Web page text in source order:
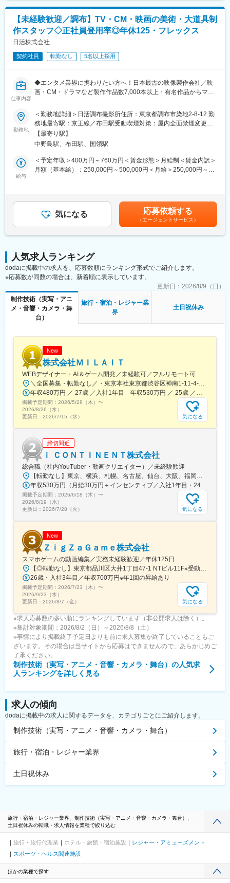
する、すべてのディレクション、実作業を行います。壁や扉など
大きいものの制作のほか、小道具の制作まで担当します。
・コンテンツチームのアイディアを具現化、又は、美術的観点か
らアイディア参加：ゼロから自作するか、市販品を調達するか、
協力会社様へ発注するかなど、様々なアプローチで空間づくりを
進めます。
・社内外スタッフの管理・ディレクション：協力会社様や、社内
外のメンバーへの指示出しや進捗管理などをお任せします。
■クオリティ・コントロール：
るか、常に精査し、責任をもってコントロールしていただきま
す。
■同社について：
ム、コミック、アニメとのコラボや遊園地シリーズなど、注目企
画を次々と送り出し続けています。
せ、新たな方法でのエンタメも拡大していきます。
◇働きやすい環境：私服勤務、フリーアドレスなど社員の働きや
すさには定評があります。
【未経験歓迎／調布】TV・CM・映画の美術・大道具制
作スタッフ◇正社員登用率◎年休125・フレックス
日活株式会社
契約社員 転勤なし 5名以上採用
仕事内容
◆エンタメ業界に携わりたい方へ！日本最古の映像製作会社／映
画・CM・ドラマなど製作作品数7,000本以上・有名作品からマイ
均勤続年数18年・正社員登用率ほぼ100%
☆こんな人におすすめ！
・美大・芸大出身でデザインや制作に興味関心がある方
・TVやイベントなどエンタメの“現場が好き”で、スタジオを持つ
会社で裁量を持って働きたい方
・「世界中の人々に面白い作品を届ける」というミッション体現
日活調布撮影所内のスタジオ利用の撮影に合わせて、映画やテレ
ビ、CM、ミュージックビデオ等で使用するセット（大道具）を制
＜具体的には＞
・大道具の制作／設営（仕込み）・撤去・メンテナンス
・作業場の清掃、材料などの発注、打合せ等
（インパクトドライバーでのビス打ち、資材の運搬や片付け、木
材カット等）
■入社後の流れについて
まずは先輩について一連の業務を経験していただきますが、現場
す。
■組織体制：
技術進行1名、塗装２名、大道具１名、技術部長1名で構成されて
おります。
■当社の特徴：
創立1912年、創業110年超の日本で最も歴史の長い老舗の映画会
み出しており、映画だけでも7,000本以上、近年も大型のヒット作
や話題作を製作し続けています。
■今後の展望：
映画やドラマの企画・製作・プロデュースを行う「製作事業」、
国内外に映画の配給・宣伝や版権のライセンスビジネスを行う
「版権事業」、映画・チャンネルNECOの編成・放送を行う「衛
星事業」、撮影所の運営等を行う「撮影所事業」を行っており、
の体現を目指しています。
変更の範囲：会社の定める業務
勤務地
＜勤務地詳細＞日活調布撮影所住所：東京都調布市染地2-8-12 勤
務地最寄駅：京王線／布田駅受動喫煙対策：屋内全面禁煙変更の
範囲：会社の定める事業所
【最寄り駅】
中野島駅、布田駅、国領駅
給与
＜予定年収＞400万円～760万円＜賃金形態＞月給制＜賃金内訳＞
月額（基本給）：250,000円～500,000円＜月給＞250,000円～
ます※年収には賞与／手当を含んだ金額を算出しております※別
途、非管理職の場合は時間外手当を支給します・昇給年1回・賞与
年2回（7月／12月）賃金はあくまでも目安の金額であり、選考を
通じて上下する可能性があります。月給(月額)は固定手当を含めた
気になる 応募依頼する
（エージェントサービス）
人気求人ランキング
dodaに掲載中の求人を、応募数順にランキング形式でご紹介します。
※応募数が同数の場合は、新着順に表示しています。
更新日： 2026/8/9（日）
制作技術（実写・アニ
メ・音響・カメラ・舞
台）
旅行・宿泊・レジャー業
界
土日祝休み
New
株式会社ＭＩＬＡＩＴ
WEBデザイナー・AI＆ゲーム開発／未経験可／フルリモート可
＼全国募集・転勤なし／・東京本社東京都渋谷区神南1-11-4-5F・東京支社東京都港区六本木6-10-1 六本木ヒルズ森タワー・大阪支社：大阪府大阪市北区梅田2-4-9 ブリーゼタワー1-2F・他各地のプロジェクト先※勤務地は希望を最大限考慮して決定します。※転勤なし、Uターン・Iターン歓迎※実務経験者（即戦力枠）の方は、フルリモート（完全在宅勤務）OKです。【アクセス】・東京本社各線「渋谷駅」より徒歩3分・東京支社各線「六本木駅」より徒歩3分・大阪支社JR各線「大阪駅」「梅田駅」より徒歩6分OsakaMetro四つ橋線「西梅田駅」より徒歩3分JR東西線・学研都市線「北新地駅」より徒歩3分
年収480万円 ／ 27歳 ／入社1年目 年収530万円 ／ 25歳 ／入社3年目
掲載予定期間： 2026/5/28（木） 〜
2026/8/26（水）
更新日： 2026/7/15（水） 気になる
締切間近
ｉ ＣＯＮＴＩＮＥＮＴ株式会社
総合職（社内YouTuber・動画クリエイター）／未経験歓迎
【転勤なし】東京、横浜、札幌、名古屋、仙台、大阪、福岡など全国各地に勤務地多数！◎各勤務地へ直行直帰OK└居住地を考慮し勤務先を決定します◎入社後、経験・スキルに伴い在宅、リモート案件もあり【東京渋谷本社】東京都渋谷区渋谷2-21-1 渋谷ヒカリエ33F【東京BPOセンター】東京都多摩市鶴牧1丁目4-17 いずみビル7F【東京南池袋オフィス】東京都豊島区南池袋1-12-7 MIビル9F【東京西新宿オフィス】東京都新宿区西新宿三丁目3-13 西新宿水間ビル6F【横浜オフィス】神奈川県横浜市西区北幸2丁目10-28 むつみビル3F【札幌オフィス】北海道札幌市北区北7条西4丁目1番地1 トーカン札幌第一キャステール607【仙台オフィス】宮城県仙台市青葉区本町1-5-28 カーニープレイス仙台駅前通6F【名古屋オフィス】愛知県名古屋市中区栄5-26-39 GS栄ビル3F【大阪オフィス】大阪府大阪市中央区南船場4-10-5 南船場SOHOビル7F【福岡オフィス】福岡県福岡市博多区博多駅前3-7-35 博多ハイテックビル5F
年収530万円（月給30万円＋インセンティブ／入社1年目・24歳） 年収770万円（月給35万円＋インセンティブ／入社3年目・29歳）
掲載予定期間： 2026/6/18（木） 〜
2026/8/19（水）
更新日： 2026/7/28（火） 気になる
New
ＺｉｇＺａＧａｍｅ株式会社
スマホゲームの動画編集／実務未経験歓迎／年休125日
【◎転勤なし】東京都品川区大井1丁目47-1 NTビル11F※受動喫煙対策あり：敷地内禁煙（喫煙場所あり）※今回募集するポジションは、出社での勤務が前提になります※遠方にお住まいであれば、試用期間中は住居（家賃・光熱費等会社負担）の提供が可能です
26歳・入社3年目／年収700万円※年1回の昇給あり
掲載予定期間： 2026/7/23（木） 〜
2026/9/23（水）
更新日： 2026/8/7（金） 気になる
※求人応募数の多い順にランキングしています（非公開求人は除く）。
※集計対象期間：2026/8/2（日）～2026/8/8（土）
※事情により掲載終了予定日よりも前に求人募集が終了していることもご
ざいます。その場合は当サイトから応募はできませんので、あらかじめご
了承ください。
制作技術（実写・アニメ・音響・カメラ・舞台） の人気求
人ランキングを詳しく見る
求人の傾向
dodaに掲載中の求人に関するデータを、カテゴリごとにご紹介します。
制作技術（実写・アニメ・音響・カメラ・舞台）
旅行・宿泊・レジャー業界
土日祝休み
旅行・宿泊・レジャー業界、制作技術（実写・アニメ・音響・カメラ・舞台）、
土日祝休みの転職・求人情報を業種で絞り込む
旅行・旅行代理業 ホテル・旅館・宿泊施設
レジャー・アミューズメント
スポーツ・ヘルス関連施設
ほかの業種で探す